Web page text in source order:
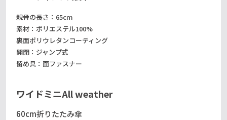
親骨の長さ：65cm
素材：ポリエステル100%
裏面ポリウレタンコーティング
開閉：ジャンプ式
留め具：面ファスナー
ワイドミニAll weather
60cm折りたたみ傘